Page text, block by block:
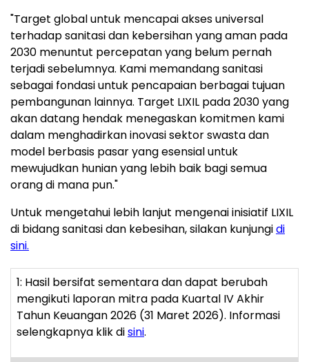
"Target global untuk mencapai akses universal
terhadap sanitasi dan kebersihan yang aman pada
2030 menuntut percepatan yang belum pernah
terjadi sebelumnya. Kami memandang sanitasi
sebagai fondasi untuk pencapaian berbagai tujuan
pembangunan lainnya. Target LIXIL pada 2030 yang
akan datang hendak menegaskan komitmen kami
dalam menghadirkan inovasi sektor swasta dan
model berbasis pasar yang esensial untuk
mewujudkan hunian yang lebih baik bagi semua
orang di mana pun."
Untuk mengetahui lebih lanjut mengenai inisiatif LIXIL
di bidang sanitasi dan kebesihan, silakan kunjungidi
sini.
1: Hasil bersifat sementara dan dapat berubah
mengikuti laporan mitra pada Kuartal IV Akhir
Tahun Keuangan 2026 (31 Maret 2026). Informasi
selengkapnya klik disini.